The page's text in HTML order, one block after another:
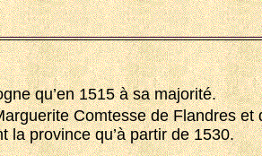
qu’en 1515 à sa majorité.
Comtesse de Flandres
la province qu’à partir de 1530.